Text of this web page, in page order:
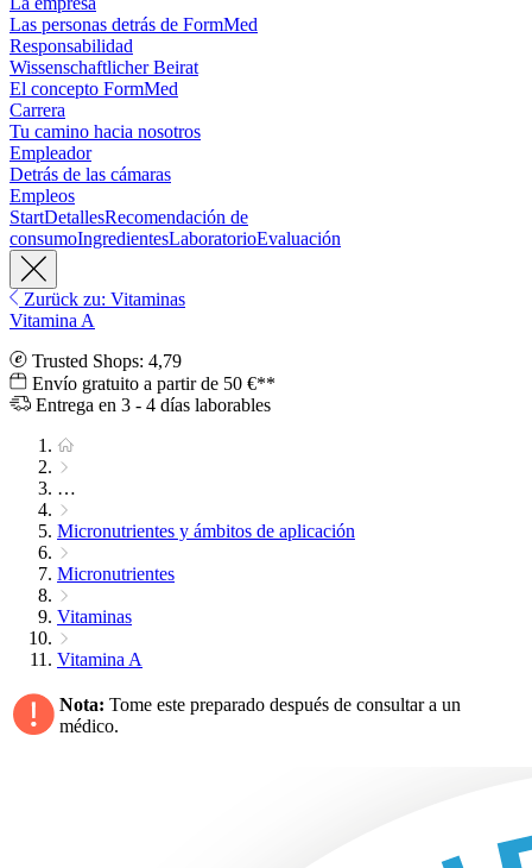
Las personas detrás de FormMed
Responsabilidad
Wissenschaftlicher Beirat
El concepto FormMed
Carrera
Tu camino hacia nosotros
Empleador
Detrás de las cámaras
Empleos
StartDetallesRecomendación de
consumoIngredientesLaboratorioEvaluación
Zurück zu: Vitaminas
Vitamina A
Trusted Shops: 4,79
Envío gratuito a partir de 50 €**
Entrega en 3 - 4 días laborables
…
Micronutrientes y ámbitos de aplicación
Micronutrientes
Vitaminas
Vitamina A
Nota: Tome este preparado después de consultar a un
médico.